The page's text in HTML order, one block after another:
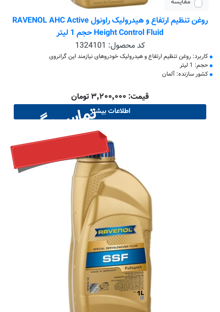
مقایسه
روغن تنظیم ارتفاع و هیدرولیک راونول RAVENOL AHC Active
Height Control Fluid حجم 1 لیتر
کد محصول: 1324101
کاربرد: روغن تنظیم ارتفاع و هیدرولیک خودروهای نیازمند این گرانروی
حجم: 1 لیتر
کشور سازنده: آلمان
قیمت: ۳٬۲۰۰٬۰۰۰ تومان
اطلاعات بیشترتماس بگیرید